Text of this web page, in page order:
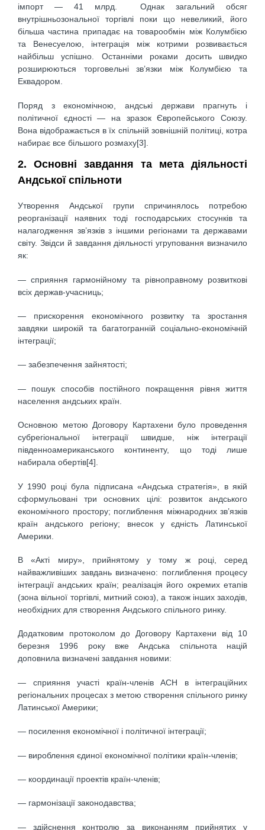
імпорт — 41 млрд. Однак загальний обсяг
внутрішньозональної торгівлі поки що невеликий, його
більша частина припадає на товарообмін між Колумбією
та Венесуелою, інтеграція між котрими розвивається
найбільш успішно. Останніми роками досить швидко
розширюються торговельні зв’язки між Колумбією та
Еквадором.
Поряд з економічною, андські держави прагнуть і
політичної єдності — на зразок Європейського Союзу.
Вона відображається в їх спільній зовнішній політиці, котра
набирає все більшого розмаху[3].
2. Основні завдання та мета діяльності
Андської спільноти
Утворення Андської групи спричинялось потребою
реорганізації наявних тоді господарських стосунків та
налагодження зв’язків з іншими регіонами та державами
світу. Звідси й завдання діяльності угруповання визначило
як:
— сприяння гармонійному та рівноправному розвиткові
всіх держав-учасниць;
— прискорення економічного розвитку та зростання
завдяки широкій та багатогранній соціально-економічній
інтеграції;
— забезпечення зайнятості;
— пошук способів постійного покращення рівня життя
населення андських країн.
Основною метою Договору Картахени було проведення
субрегіональної інтеграції швидше, ніж інтеграції
південноамериканського континенту, що тоді лише
набирала обертів[4].
У 1990 році була підписана «Андська стратегія», в якій
сформульовані три основних цілі: розвиток андського
економічного простору; поглиблення міжнародних зв’язків
країн андського регіону; внесок у єдність Латинської
Америки.
В «Акті миру», прийнятому у тому ж році, серед
найважливіших завдань визначено: поглиблення процесу
інтеграції андських країн; реалізація його окремих етапів
(зона вільної торгівлі, митний союз), а також інших заходів,
необхідних для створення Андського спільного ринку.
Додатковим протоколом до Договору Картахени від 10
березня 1996 року вже Андська спільнота націй
доповнила визначені завдання новими:
— сприяння участі країн-членів АСН в інтеграційних
регіональних процесах з метою створення спільного ринку
Латинської Америки;
— посилення економічної і політичної інтеграції;
— вироблення єдиної економічної політики країн-членів;
— координації проектів країн-членів;
— гармонізації законодавства;
— здійснення контролю за виконанням прийнятих у